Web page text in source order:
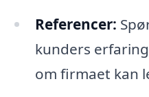
Referencer:
kunders
om firmaet kan